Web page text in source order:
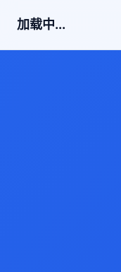
加载中...